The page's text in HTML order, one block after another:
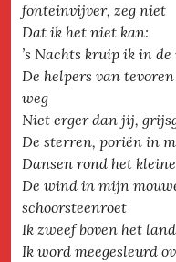
fonteinvijver, zeg niet
Dat ik het niet kan:
’s Nachts kruip ik in
De helpers van
weg
Niet erger dan jij,
De sterren, poriën in
Dansen rond het
De wind in mijn
schoorsteenroet
Ik zweef boven het
Ik word meegesleurd